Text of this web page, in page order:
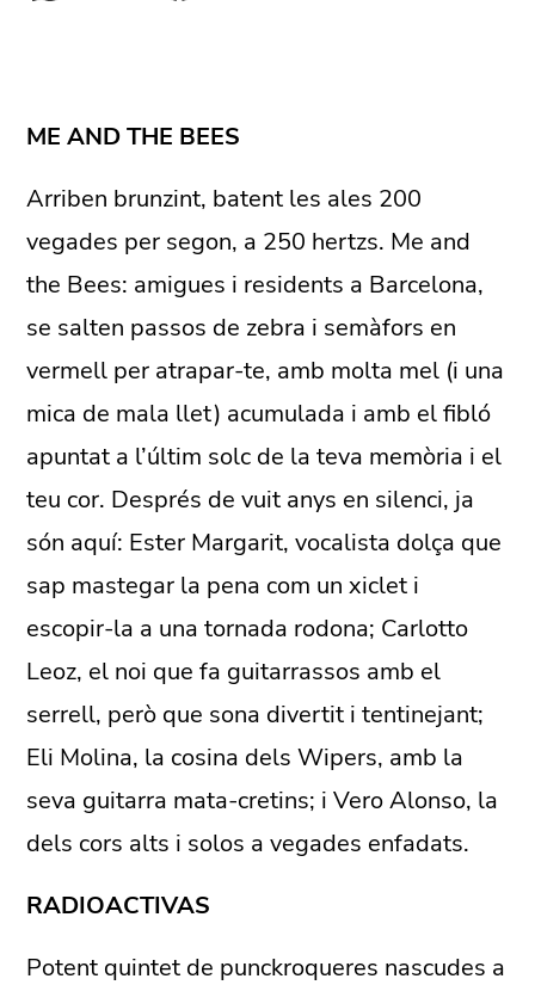
ME AND THE BEES
Arriben brunzint, batent les ales 200
vegades per segon, a 250 hertzs. Me and
the Bees: amigues i residents a Barcelona,
se salten passos de zebra i semàfors en
vermell per atrapar-te, amb molta mel (i una
mica de mala llet) acumulada i amb el fibló
apuntat a l’últim solc de la teva memòria i el
teu cor. Després de vuit anys en silenci, ja
són aquí: Ester Margarit, vocalista dolça que
sap mastegar la pena com un xiclet i
escopir-la a una tornada rodona; Carlotto
Leoz, el noi que fa guitarrassos amb el
serrell, però que sona divertit i tentinejant;
Eli Molina, la cosina dels Wipers, amb la
seva guitarra mata-cretins; i Vero Alonso, la
dels cors alts i solos a vegades enfadats.
RADIOACTIVAS
Potent quintet de punckroqueres nascudes a